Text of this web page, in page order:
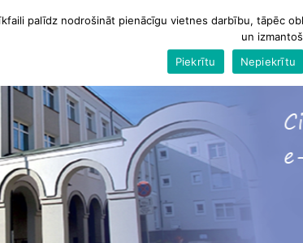
palīdz nodrošināt pienācīgu vietnes darbību, tāpēc
un
Piekrītu
Nepiekrītu